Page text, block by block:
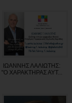
ΙΩΑΝΝΗΣ ΛΑΛΙΩΤΗΣ:
"O XAΡΑΚΤΗΡΑΣ ΑΥΤ...